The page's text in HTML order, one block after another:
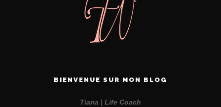
BIENVENUE SUR MON BLOG
Tiana | Life Coach